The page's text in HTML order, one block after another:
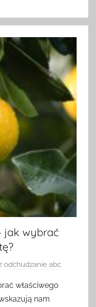
jak wybrać
odchudzanie abc
właściwego
nam